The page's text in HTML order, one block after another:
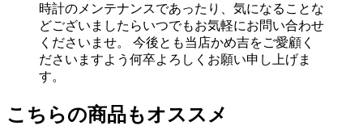
時計のメンテナンスであったり、気になることな
どございましたらいつでもお気軽にお問い合わせ
くださいませ。 今後とも当店かめ吉をご愛顧く
ださいますよう何卒よろしくお願い申し上げま
す。
こちらの商品もオススメ